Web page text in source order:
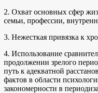
2. Охват основных сфер
семьи, профессии,
3. Нежесткая привязка к
4. Использование
продолжении зрелого
путь к адекватной
фактов в области
закономерности в